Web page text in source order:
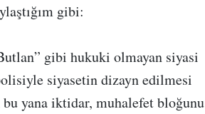
gibi:
gibi hukuki olmayan siyasi
siyasetin dizayn edilmesi
yana iktidar, muhalefet bloğunu